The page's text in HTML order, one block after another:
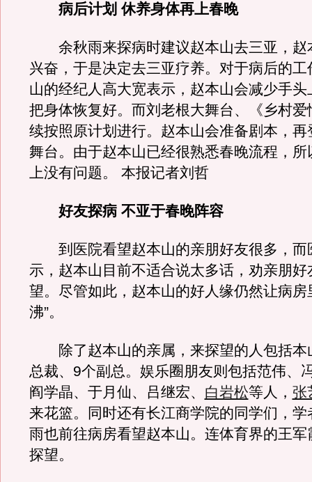
病后计划 休养身体再上春晚
余秋雨来探病时建议赵本山去三亚，赵
兴奋，于是决定去三亚疗养。对于病后的工
山的经纪人高大宽表示，赵本山会减少手头
把身体恢复好。而刘老根大舞台、《乡村爱
续按照原计划进行。赵本山会准备剧本，再
舞台。由于赵本山已经很熟悉春晚流程，所
上没有问题。 本报记者刘哲
好友探病 不亚于春晚阵容
到医院看望赵本山的亲朋好友很多，而
示，赵本山目前不适合说太多话，劝亲朋好
望。尽管如此，赵本山的好人缘仍然让病房
沸”。
除了赵本山的亲属，来探望的人包括本
总裁、9个副总。娱乐圈朋友则包括范伟、
阎学晶、于月仙、吕继宏、 白岩松等人， 张
来花篮。同时还有长江商学院的同学们，学
雨也前往病房看望赵本山。连体育界的王军
探望。